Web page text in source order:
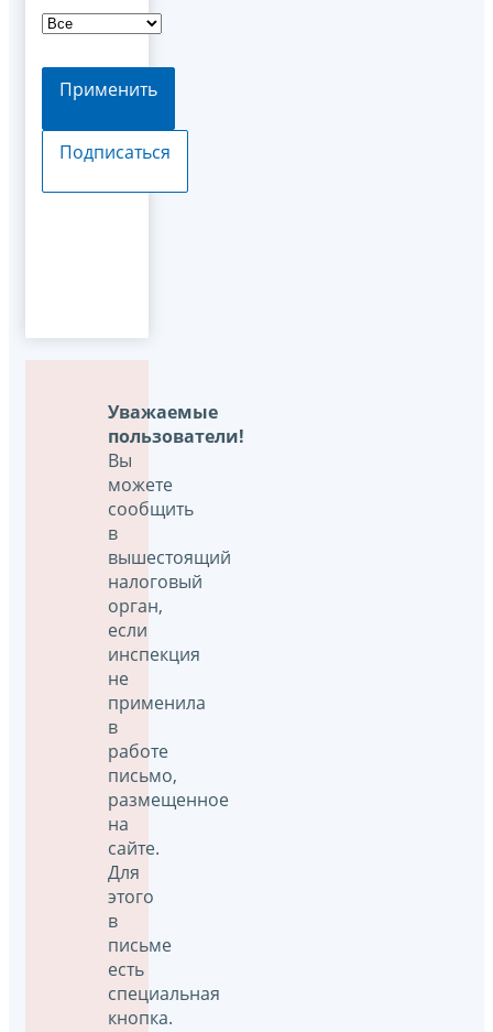
Применить
Подписаться
Уважаемые
пользователи!
Вы
можете
сообщить
в
вышестоящий
налоговый
орган,
если
инспекция
не
применила
в
работе
письмо,
размещенное
на
сайте.
Для
этого
в
письме
есть
специальная
кнопка.